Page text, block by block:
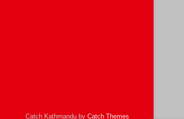
Catch Kathmandu by Catch Themes